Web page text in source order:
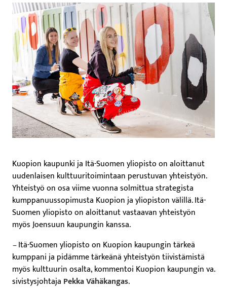
Kuopion kaupunki ja Itä-Suomen yliopisto on aloittanut
uudenlaisen kulttuuritoimintaan perustuvan yhteistyön.
Yhteistyö on osa viime vuonna solmittua strategista
kumppanuussopimusta Kuopion ja yliopiston välillä. Itä-
Suomen yliopisto on aloittanut vastaavan yhteistyön
myös Joensuun kaupungin kanssa.
–Itä-Suomen yliopisto on Kuopion kaupungin tärkeä
kumppani ja pidämme tärkeänä yhteistyön tiivistämistä
myös kulttuurin osalta, kommentoi Kuopion kaupungin va.
sivistysjohtaja Pekka Vähäkangas.